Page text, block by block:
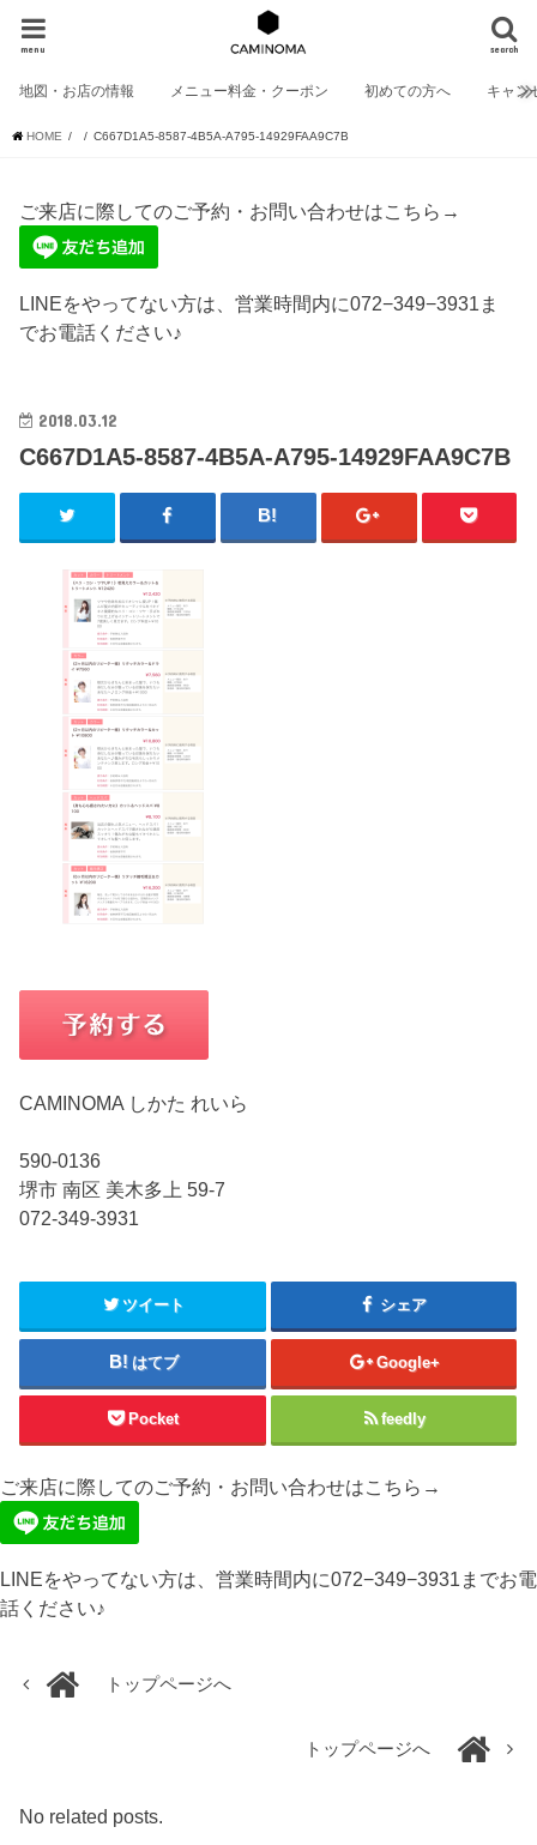
search
menu
地図・お店の情報 メニュー料金・クーポン 初めての方へ キャン
HOME C667D1A5-8587-4B5A-A795-14929FAA9C7B
ご来店に際してのご予約・お問い合わせはこちら→
LINEをやってない方は、営業時間内に072−349−3931ま
でお電話ください♪
2018.03.12
C667D1A5-8587-4B5A-A795-14929FAA9C7B
CAMINOMA しかた れいら
590-0136
堺市 南区 美木多上 59-7
072-349-3931
ツイート シェア
はてブ Google+
Pocket feedly
ご来店に際してのご予約・お問い合わせはこちら→
LINEをやってない方は、営業時間内に072−349−3931までお電
話ください♪
トップページへ
トップページへ
No related posts.